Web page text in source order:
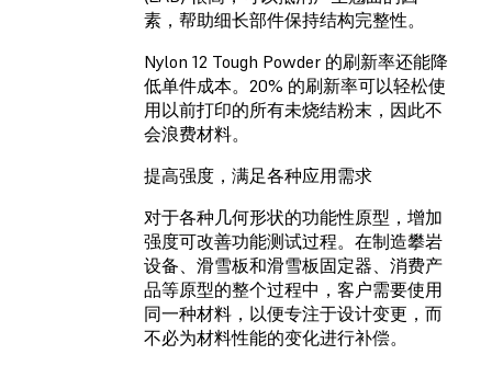
素，帮助细长部件保持结构完整性。
Nylon 12 Tough Powder 的刷新率还能降
低单件成本。20% 的刷新率可以轻松使
用以前打印的所有未烧结粉末，因此不
会浪费材料。
提高强度，满足各种应用需求
对于各种几何形状的功能性原型，增加
强度可改善功能测试过程。在制造攀岩
设备、滑雪板和滑雪板固定器、消费产
品等原型的整个过程中，客户需要使用
同一种材料，以便专注于设计变更，而
不必为材料性能的变化进行补偿。